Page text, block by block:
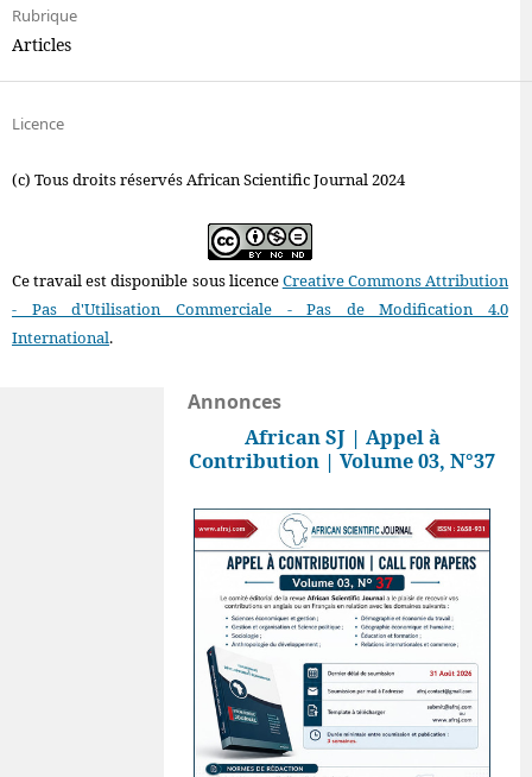
Rubrique
Articles
Licence
(c) Tous droits réservés African Scientific Journal 2024
Ce travail est disponible sous licenceCreative Commons Attribution
- Pas d'Utilisation Commerciale - Pas de Modification 4.0
International.
Annonces
African SJ | Appel à
Contribution | Volume 03, N°37